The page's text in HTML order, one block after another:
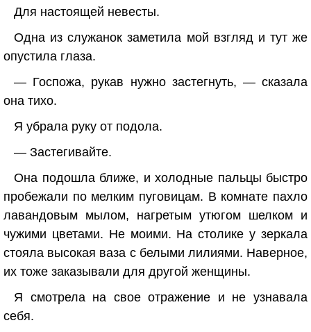
Для настоящей невесты.
Одна из служанок заметила мой взгляд и тут же
опустила глаза.
— Госпожа, рукав нужно застегнуть, — сказала
она тихо.
Я убрала руку от подола.
— Застегивайте.
Она подошла ближе, и холодные пальцы быстро
пробежали по мелким пуговицам. В комнате пахло
лавандовым мылом, нагретым утюгом шелком и
чужими цветами. Не моими. На столике у зеркала
стояла высокая ваза с белыми лилиями. Наверное,
их тоже заказывали для другой женщины.
Я смотрела на свое отражение и не узнавала
себя.